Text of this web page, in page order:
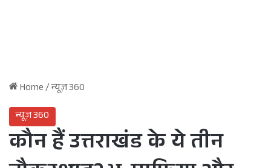
Home/न्यूज़ 360
न्यूज़ 360
कौन हैं उत्तराखंड के ये तीन